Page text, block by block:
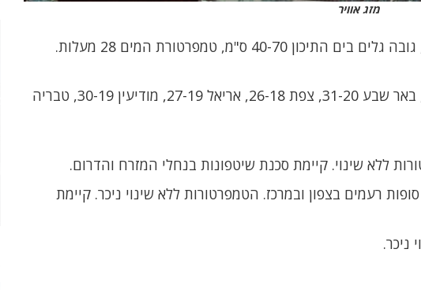
מזג אוויר
70 ס"מ, טמפרטורת המים 28 מעלות.
בירושלים 27-18, תל אביב 28-24, חיפה 26-23, באר שבע 31-20, צפת 26-18, אריאל 27-19, מודיעין 30-19, טבריה
ללא שינוי. קיימת סכנת שיטפונות בנחלי המזרח והדרום.
רעמים בצפון ובמרכז. הטמפרטורות ללא שינוי ניכר. קיימת
ניכר.